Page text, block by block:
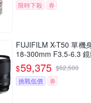
限時下殺
券
FUJIFILM X-T50 單機
18-300mm F3.5-6.3
$59,375 $62,500
挑戰低價
券